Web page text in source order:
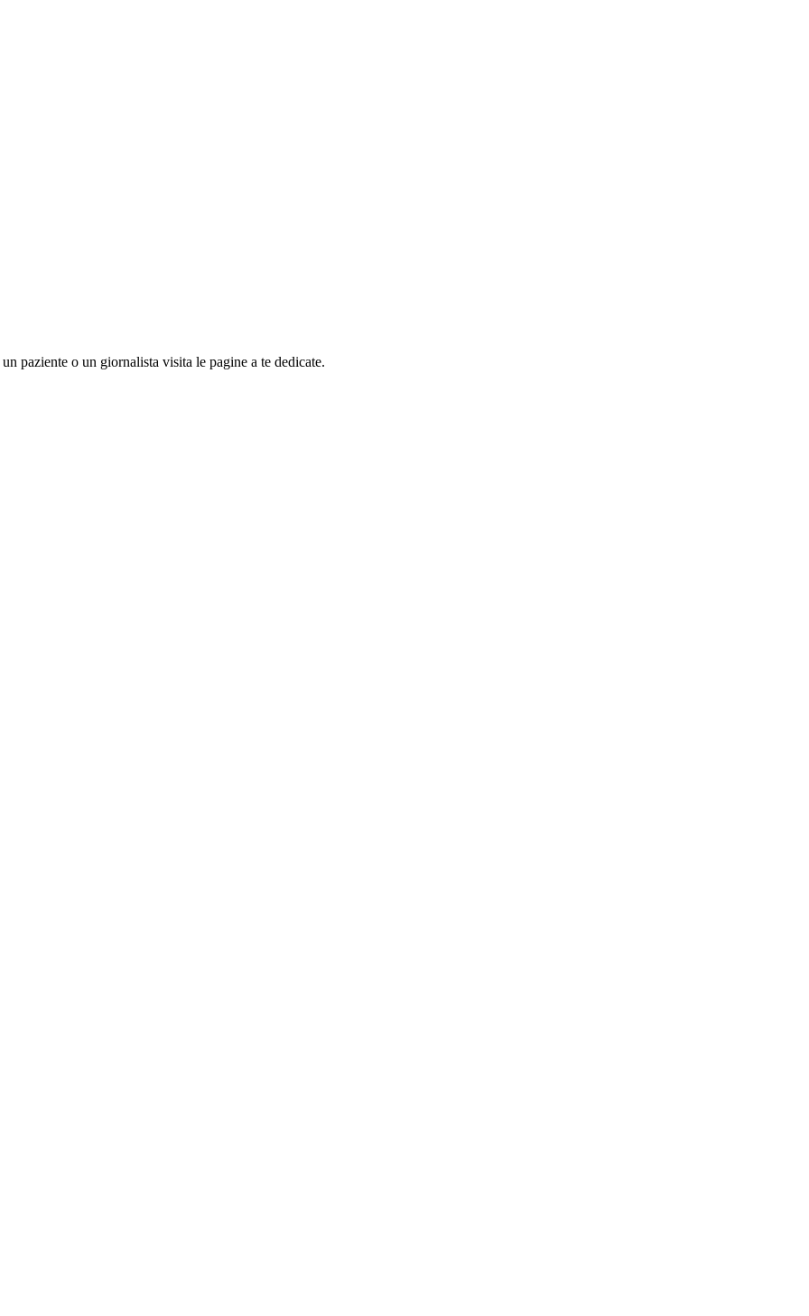
il nostro portfolio completo.
ti aiuterà a trovare il dispositivo più adatto a te.
Global Job Market e trova le posizioni aperte per ogni profilo di carriera.
un nostro referente.
paziente o un giornalista visita le pagine a te dedicate.